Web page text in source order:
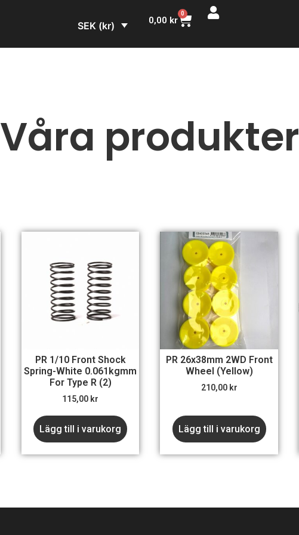
SEK (kr) 0,00 kr
0
Våra produkter
PR 1/10 Front Shock
Spring-White 0.061kgmm
For Type R (2)
115,00 kr
Lägg till i varukorg
PR 26x38mm 2WD Front
Wheel (Yellow)
210,00 kr
Lägg till i varukorg